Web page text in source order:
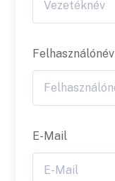
Felhasználónév
E-Mail